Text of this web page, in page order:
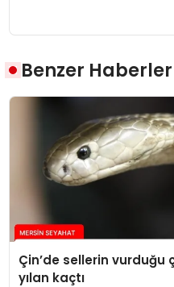
Benzer Haberler
Çin’de sellerin vurduğu
yılan kaçtı